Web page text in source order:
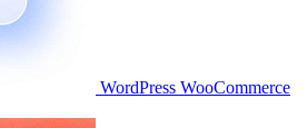
WordPress WooCommerce